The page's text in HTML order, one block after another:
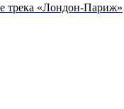
трека «Лондон-Париж»